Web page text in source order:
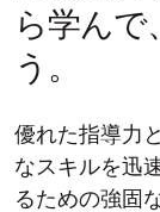
ら学んで
う。
優れた指導力
なスキルを迅
るための強固